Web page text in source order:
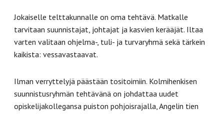
Jokaiselle telttakunnalle on oma tehtävä. Matkalle
tarvitaan suunnistajat, johtajat ja kasvien kerääjät. Iltaa
varten valitaan ohjelma-, tuli- ja turvaryhmä sekä tärkein
kaikista: vessavastaavat.
Ilman verryttelyjä päästään tositoimiin. Kolmihenkisen
suunnistusryhmän tehtävänä on johdattaa uudet
opiskelijakollegansa puiston pohjoisrajalla, Angelin tien